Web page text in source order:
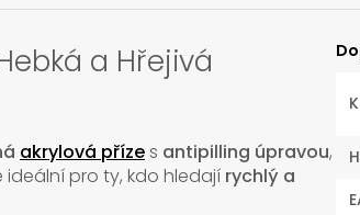
a Hřejivá
akrylová přízes antipilling úpravou,
pro ty, kdo hledají rychlý a